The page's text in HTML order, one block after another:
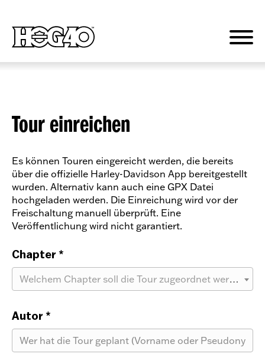
Inhalt
wechseln
Tour einreichen
Es können Touren eingereicht werden, die bereits
über die offizielle Harley-Davidson App bereitgestellt
wurden. Alternativ kann auch eine GPX Datei
hochgeladen werden. Die Einreichung wird vor der
Freischaltung manuell überprüft. Eine
Veröffentlichung wird nicht garantiert.
Chapter *
Welchem Chapter soll die Tour zugeordnet werden?
Autor *